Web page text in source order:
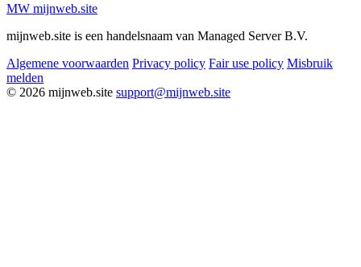
MW mijnweb.site
mijnweb.site is een handelsnaam van Managed Server B.V.
Algemene voorwaarden Privacy policy Fair use policy Misbruik
melden
© 2026 mijnweb.site support@mijnweb.site